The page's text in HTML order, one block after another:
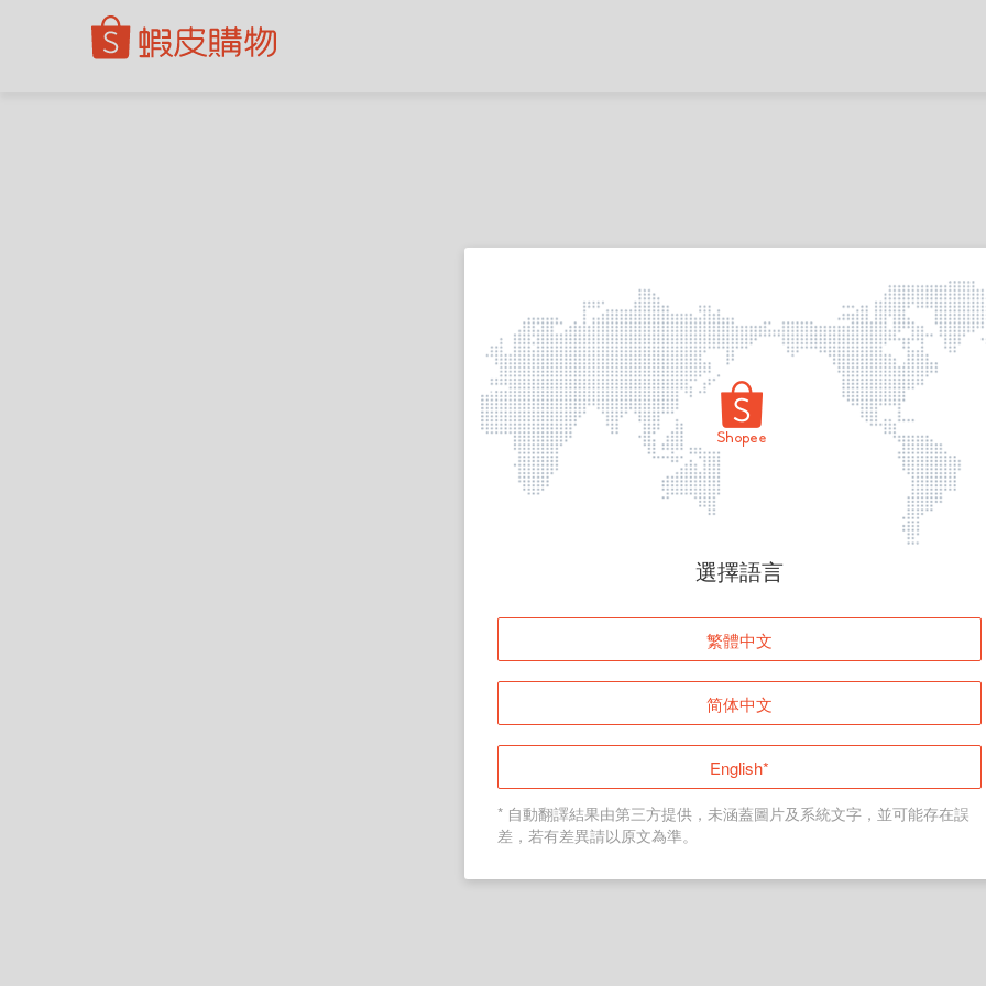
頁面無法顯示
登入
返回首頁
選擇語言
繁體中文
简体中文
English*
* 自動翻譯結果由第三方提供，未涵蓋圖片及系統文字，並可能存在誤
差，若有差異請以原文為準。